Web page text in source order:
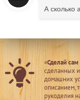
А сколько
«Сделай
сделанных
домашних
описанием,
рукоделия